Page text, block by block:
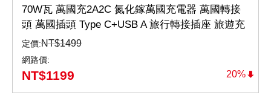
20%
70W瓦 萬國充2A2C 氮化鎵萬國充電器 萬國轉接
頭 萬國插頭 Type C+USB A 旅行轉接插座 旅遊充
電必備(WTA-7022W/B)
定價:NT$1499
網路價:
NT$1199